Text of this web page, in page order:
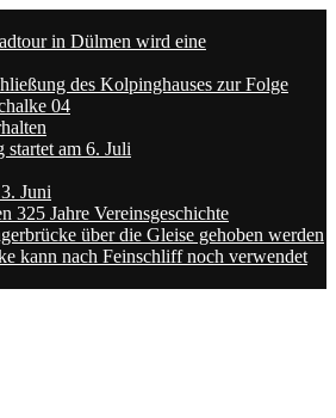
in Dülmen wird eine
des Kolpinghauses zur Folge
04
am 6. Juli
Juni
325 Jahre Vereinsgeschichte
über die Gleise gehoben werden
kann nach Feinschliff noch verwendet